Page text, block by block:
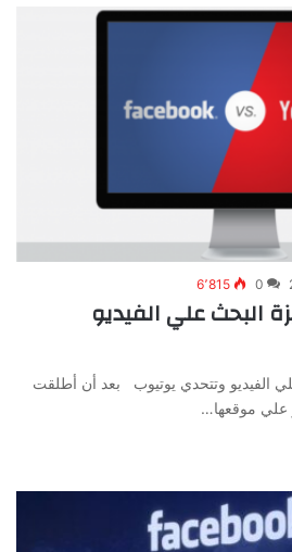
0 6٬815
البحث علي الفيديو
الفيديو وتتحدي يوتيوب بعد أن أطلقت
علي موقعها…